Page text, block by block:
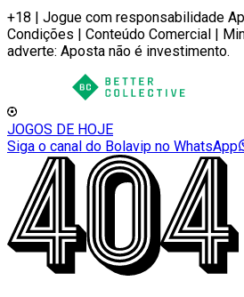
+18 | Jogue com responsabilidade
Condições | Conteúdo Comercial |
adverte: Aposta não é investimento.
JOGOS DE HOJE
Siga o canal do Bolavip no WhatsApp